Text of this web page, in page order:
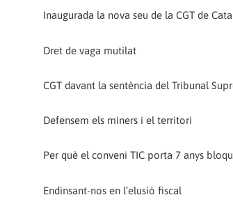
Inaugurada la nova seu de la CGT de
Dret de vaga mutilat
CGT davant la sentència del Tribunal
Defensem els miners i el territori
Per què el conveni TIC porta 7 anys
Endinsant-nos en l’elusió fiscal